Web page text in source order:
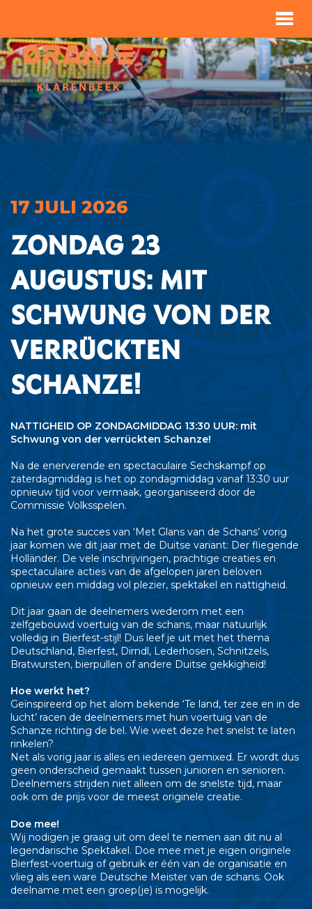
17 JULI 2026
Zondag 23
augustus: Mit
Schwung von der
verrückten
Schanze!
NATTIGHEID OP ZONDAGMIDDAG 13:30 UUR: mit
Schwung von der verrückten Schanze!
Na de enerverende en spectaculaire Sechskampf op
zaterdagmiddag is het op zondagmiddag vanaf 13:30 uur
opnieuw tijd voor vermaak, georganiseerd door de
Commissie Volksspelen.
Na het grote succes van ‘Met Glans van de Schans’ vorig
jaar komen we dit jaar met de Duitse variant: Der fliegende
Holländer. De vele inschrijvingen, prachtige creaties en
spectaculaire acties van de afgelopen jaren beloven
opnieuw een middag vol plezier, spektakel en nattigheid.
Dit jaar gaan de deelnemers wederom met een
zelfgebouwd voertuig van de schans, maar natuurlijk
volledig in Bierfest-stijl! Dus leef je uit met het thema
Deutschland, Bierfest, Dirndl, Lederhosen, Schnitzels,
Bratwursten, bierpullen of andere Duitse gekkigheid!
Hoe werkt het?
Geïnspireerd op het alom bekende ‘Te land, ter zee en in de
lucht’ racen de deelnemers met hun voertuig van de
Schanze richting de bel. Wie weet deze het snelst te laten
rinkelen?
Net als vorig jaar is alles en iedereen gemixed. Er wordt dus
geen onderscheid gemaakt tussen junioren en senioren.
Deelnemers strijden niet alleen om de snelste tijd, maar
ook om de prijs voor de meest originele creatie.
Doe mee!
Wij nodigen je graag uit om deel te nemen aan dit nu al
legendarische Spektakel. Doe mee met je eigen originele
Bierfest-voertuig of gebruik er één van de organisatie en
vlieg als een ware Deutsche Meister van de schans. Ook
deelname met een groep(je) is mogelijk.